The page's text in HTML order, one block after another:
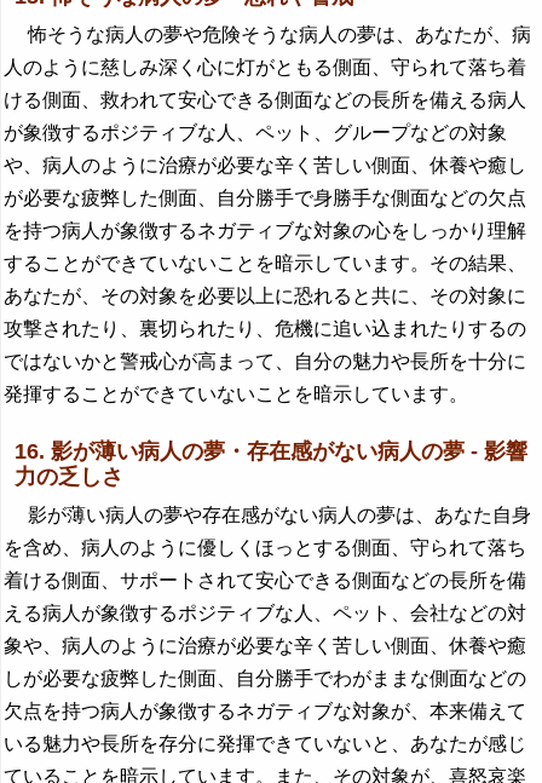
怖そうな病人の夢や危険そうな病人の夢は、あなたが、病
人のように慈しみ深く心に灯がともる側面、守られて落ち着
ける側面、救われて安心できる側面などの長所を備える病人
が象徴するポジティブな人、ペット、グループなどの対象
や、病人のように治療が必要な辛く苦しい側面、休養や癒し
が必要な疲弊した側面、自分勝手で身勝手な側面などの欠点
を持つ病人が象徴するネガティブな対象の心をしっかり理解
することができていないことを暗示しています。その結果、
あなたが、その対象を必要以上に恐れると共に、その対象に
攻撃されたり、裏切られたり、危機に追い込まれたりするの
ではないかと警戒心が高まって、自分の魅力や長所を十分に
発揮することができていないことを暗示しています。
16. 影が薄い病人の夢・存在感がない病人の夢 - 影響
力の乏しさ
影が薄い病人の夢や存在感がない病人の夢は、あなた自身
を含め、病人のように優しくほっとする側面、守られて落ち
着ける側面、サポートされて安心できる側面などの長所を備
える病人が象徴するポジティブな人、ペット、会社などの対
象や、病人のように治療が必要な辛く苦しい側面、休養や癒
しが必要な疲弊した側面、自分勝手でわがままな側面などの
欠点を持つ病人が象徴するネガティブな対象が、本来備えて
いる魅力や長所を存分に発揮できていないと、あなたが感じ
ていることを暗示しています。また、その対象が、喜怒哀楽